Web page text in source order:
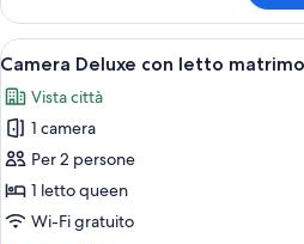
Deluxe
Apri
tutte
le
foto
per
Camera
Deluxe
18
Camera Deluxe con letto
Vista città
1 camera
Per 2 persone
1 letto queen
Wi-Fi gratuito